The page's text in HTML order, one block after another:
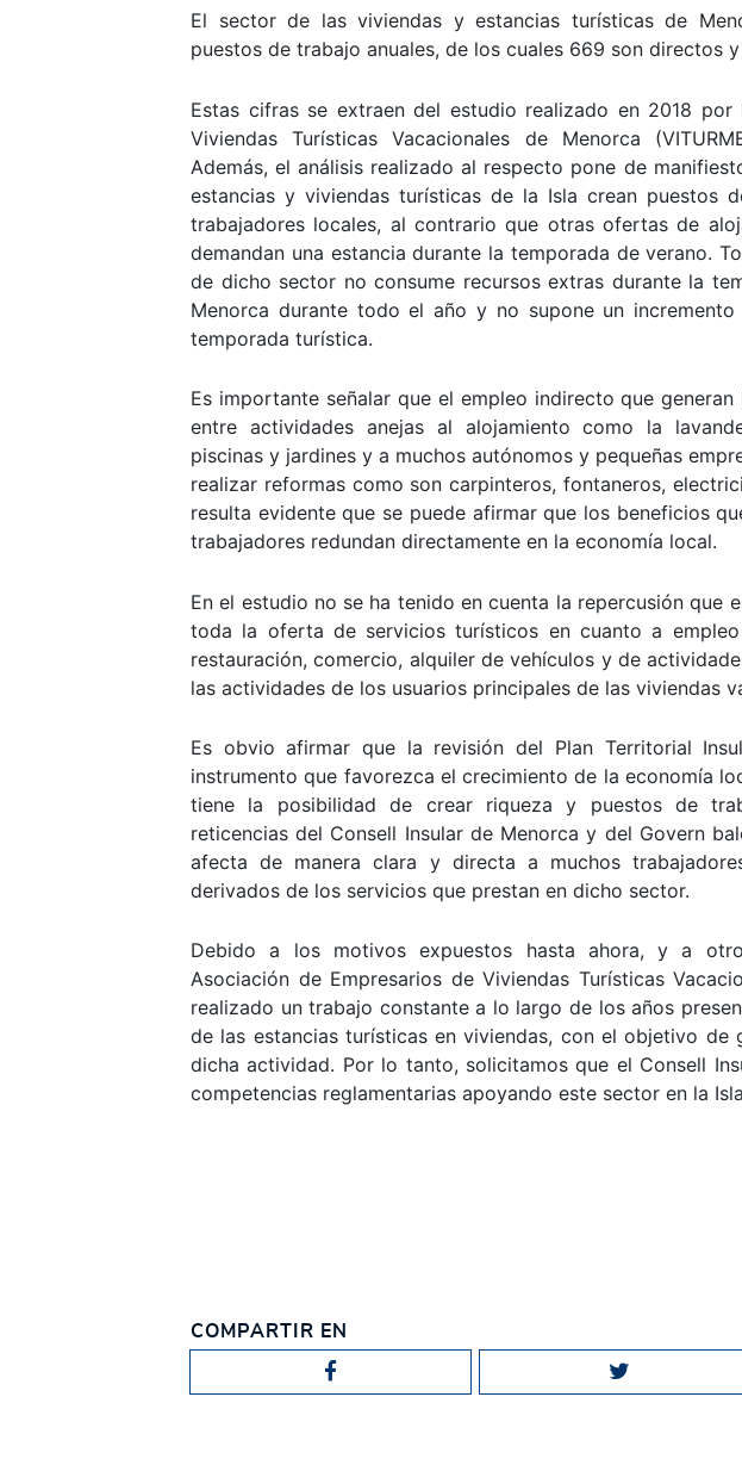
El sector de las viviendas y estancias turísticas de
puestos de trabajo anuales, de los cuales 669 son directos
Estas cifras se extraen del estudio realizado en 2018
Viviendas Turísticas Vacacionales de Menorca
Además, el análisis realizado al respecto pone de
estancias y viviendas turísticas de la Isla crean puestos
trabajadores locales, al contrario que otras ofertas de
demandan una estancia durante la temporada de verano.
de dicho sector no consume recursos extras durante la
Menorca durante todo el año y no supone un
temporada turística.
Es importante señalar que el empleo indirecto que
entre actividades anejas al alojamiento como la
piscinas y jardines y a muchos autónomos y pequeñas
realizar reformas como son carpinteros, fontaneros,
resulta evidente que se puede afirmar que los beneficios
trabajadores redundan directamente en la economía local.
En el estudio no se ha tenido en cuenta la repercusión que
toda la oferta de servicios turísticos en cuanto a
restauración, comercio, alquiler de vehículos y de
las actividades de los usuarios principales de las viviendas
Es obvio afirmar que la revisión del Plan Territorial
instrumento que favorezca el crecimiento de la economía
tiene la posibilidad de crear riqueza y puestos de
reticencias del Consell Insular de Menorca y del Govern
afecta de manera clara y directa a muchos
derivados de los servicios que prestan en dicho sector.
Debido a los motivos expuestos hasta ahora, y a
Asociación de Empresarios de Viviendas Turísticas
realizado un trabajo constante a lo largo de los años
de las estancias turísticas en viviendas, con el objetivo de
dicha actividad. Por lo tanto, solicitamos que el Consell
competencias reglamentarias apoyando este sector en la
COMPARTIR EN